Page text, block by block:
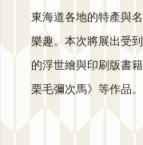
東海道各地的特產與
樂趣。本次將展出受
的浮世繪與印刷版書
栗毛彌次馬》等作品。